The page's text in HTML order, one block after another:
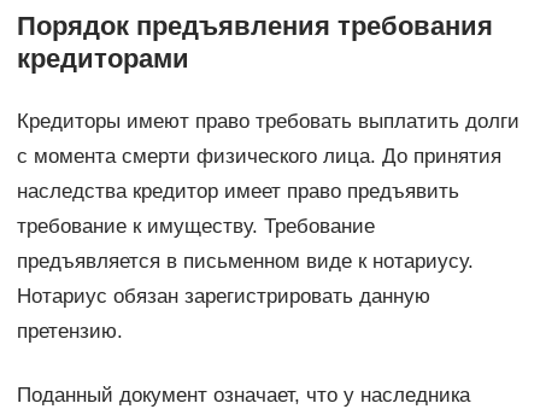
Порядок предъявления требования
кредиторами
Кредиторы имеют право требовать выплатить долги
с момента смерти физического лица. До принятия
наследства кредитор имеет право предъявить
требование к имуществу. Требование
предъявляется в письменном виде к нотариусу.
Нотариус обязан зарегистрировать данную
претензию.
Поданный документ означает, что у наследника